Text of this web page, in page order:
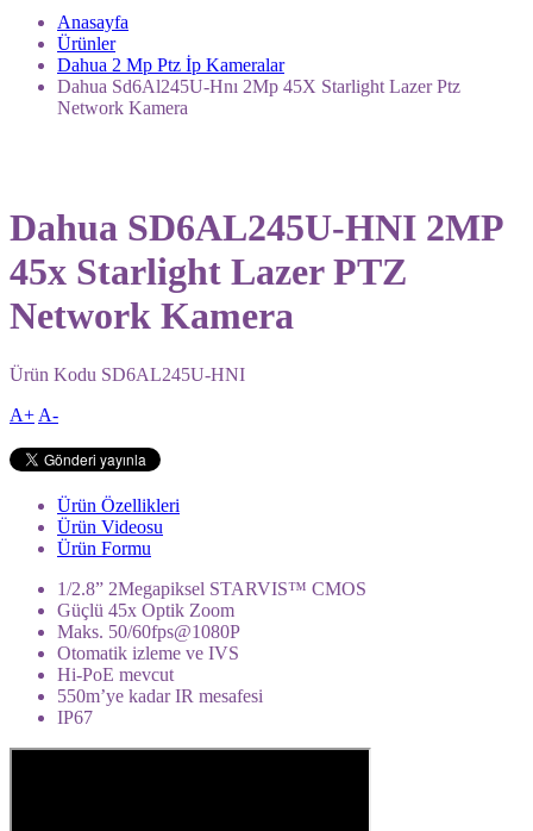
Anasayfa
Ürünler
Dahua 2 Mp Ptz İp Kameralar
Dahua Sd6Al245U-Hnı 2Mp 45X Starlight Lazer Ptz
Network Kamera
Dahua SD6AL245U-HNI 2MP
45x Starlight Lazer PTZ
Network Kamera
Ürün Kodu SD6AL245U-HNI
A+ A-
Ürün Özellikleri
Ürün Videosu
Ürün Formu
1/2.8” 2Megapiksel STARVIS™ CMOS
Güçlü 45x Optik Zoom
Maks. 50/60fps@1080P
Otomatik izleme ve IVS
Hi-PoE mevcut
550m’ye kadar IR mesafesi
IP67